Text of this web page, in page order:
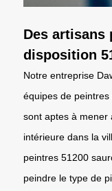
Des artisans
disposition
Notre entreprise
équipes de
sont aptes à mener
intérieure dans la
peintres 51200
peindre le type de